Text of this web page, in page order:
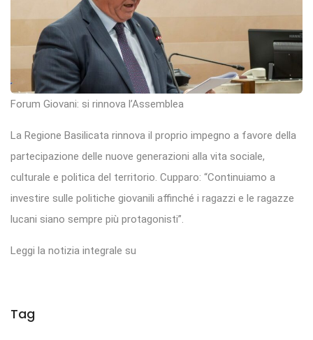
Forum Giovani: si rinnova l’Assemblea
La Regione Basilicata rinnova il proprio impegno a favore della
partecipazione delle nuove generazioni alla vita sociale,
culturale e politica del territorio. Cupparo: “Continuiamo a
investire sulle politiche giovanili affinché i ragazzi e le ragazze
lucani siano sempre più protagonisti”.
Leggi la notizia integrale su
Tag